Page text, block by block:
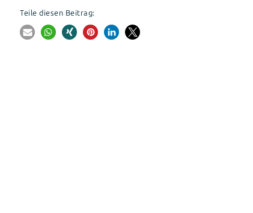
Teile diesen Beitrag: